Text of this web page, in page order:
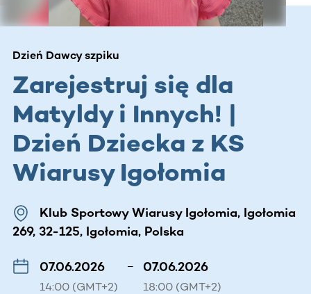
Dzień Dawcy szpiku
Zarejestruj się dla
Matyldy i Innych! |
Dzień Dziecka z KS
Wiarusy Igołomia
Klub Sportowy Wiarusy Igołomia, Igołomia
269, 32-125, Igołomia, Polska
07.06.2026
14:00 (GMT+2)
– 07.06.2026
18:00 (GMT+2)